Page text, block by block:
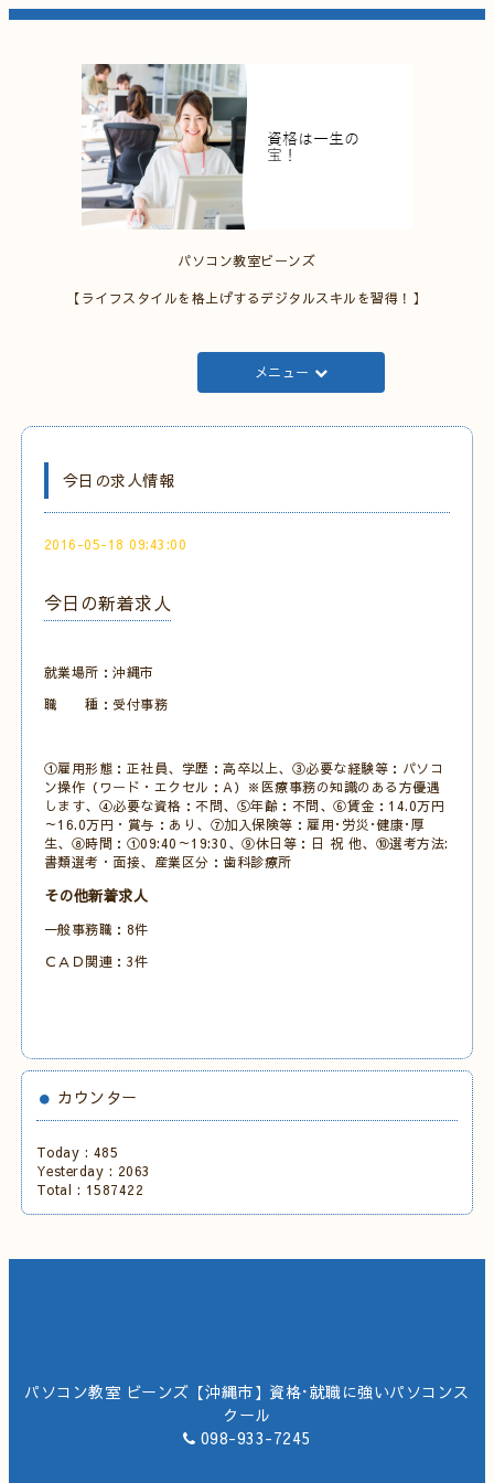
パソコン教室ビーンズ
【ライフスタイルを格上げするデジタルスキルを習得！】
メニュー
今日の求人情報
2016-05-18 09:43:00
今日の新着求人
就業場所：沖縄市
職 種：受付事務
①雇用形態：正社員、学歴：高卒以上、③必要な経験等：パソコ
ン操作（ワード・エクセル：A）※医療事務の知識のある方優遇
します、④必要な資格：不問、⑤年齢：不問、⑥賃金：14.0万円
～16.0万円・賞与：あり、⑦加入保険等：雇用･労災･健康･厚
生、⑧時間：①09:40～19:30、⑨休日等：日 祝 他、⑩選考方法:
書類選考・面接、産業区分：歯科診療所
その他新着求人
一般事務職：8件
ＣＡＤ関連：3件
カウンター
Today : 485
Yesterday : 2063
Total : 1587422
パソコン教室 ビーンズ【沖縄市】資格･就職に強いパソコンス
クール
098-933-7245